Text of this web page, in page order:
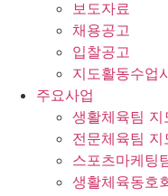
보도자료
채용공고
입찰공고
지도활동수업
주요사업
생활체육팀 지
전문체육팀 지
스포츠마케팅
생활체육동호